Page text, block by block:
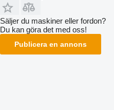
Säljer du maskiner eller fordon?
Du kan göra det med oss!
Publicera en annons